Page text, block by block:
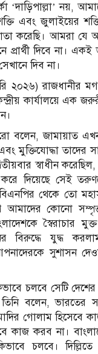
‘দাড়িপাল্লা’ নয়,
এবং জুলাইয়ের
করেছি। আমরা যে
দিবে না। একই
দিব না।
২০২৬) রাজধানীর
কার্যালয়ে এক
জামায়াত এখন
মুক্তিযোদ্ধা তাদের
স্বাধীন
দিয়েছে সেই
থেকে তো
আমাদের কোনো
বিরুদ্ধে যুদ্ধ
সুশাসন
চলবে সেটি
তিনি বলেন, ভারতের
গোলাম হিসেবে
কাজ করব না।
চলবে।